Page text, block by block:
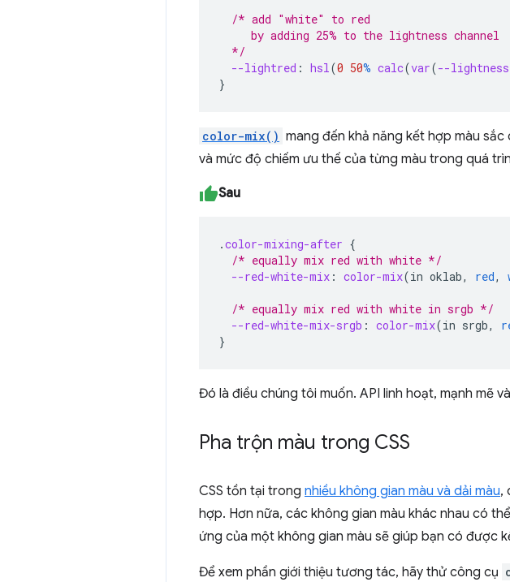
/* add "white" to red
     by adding 25% to the lightness channel
  */
--lightred : hsl(0 50% calc(var(--lightness
}
color-mix() mang đến khả năng kết hợp màu
và mức độ chiếm ưu thế của từng màu trong quá
Sau
.color-mixing-after {
/* equally mix red with white */
--red-white-mix : color-mix(in oklab, red,
/* equally mix red with white in srgb */
--red-white-mix-srgb : color-mix(in srgb,
}
Đó là điều chúng tôi muốn. API linh hoạt, mạnh mẽ
Pha trộn màu trong CSS
CSS tồn tại trong nhiều không gian màu và dải màu,
hợp. Hơn nữa, các không gian màu khác nhau có
ứng của một không gian màu sẽ giúp bạn có được
Để xem phần giới thiệu tương tác, hãy thử công cụ